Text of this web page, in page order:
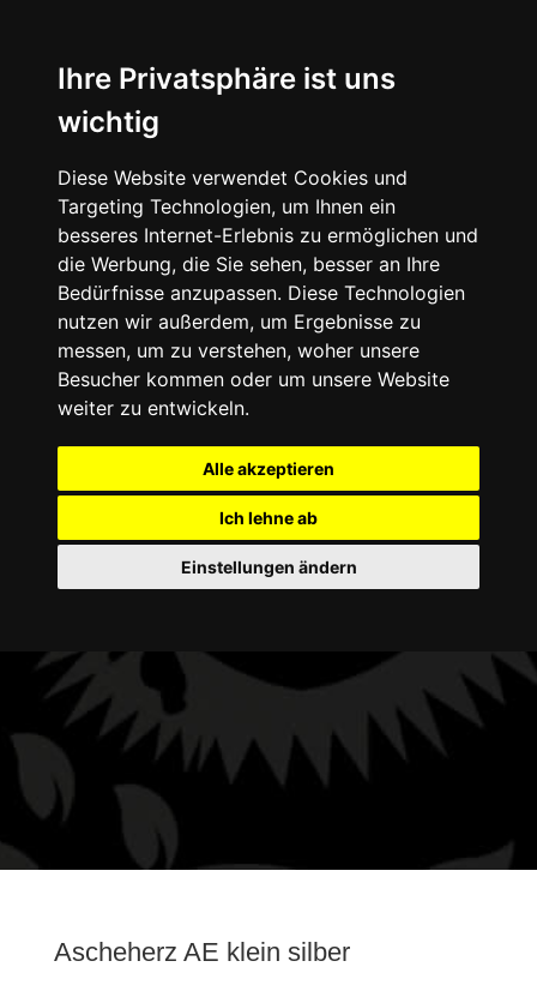
Ihre Privatsphäre ist uns
wichtig
Diese Website verwendet Cookies und
Targeting Technologien, um Ihnen ein
besseres Internet-Erlebnis zu ermöglichen und
die Werbung, die Sie sehen, besser an Ihre
Bedürfnisse anzupassen. Diese Technologien
nutzen wir außerdem, um Ergebnisse zu
messen, um zu verstehen, woher unsere
Besucher kommen oder um unsere Website
weiter zu entwickeln.
Alle akzeptieren
Ich lehne ab
Einstellungen ändern
Seite wählen
Ascheherz AE klein silber